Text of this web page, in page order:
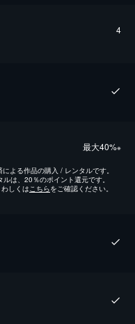
4
最⼤40%※
よる作品の購入 / レンタルです。
は、20％のポイント還元です。
しくはこちらをご確認ください。